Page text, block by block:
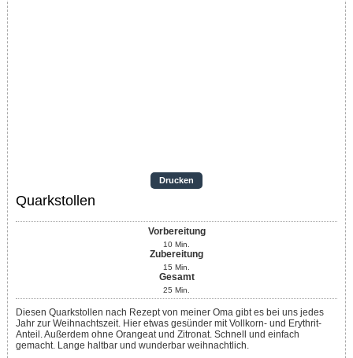
Drucken
Quarkstollen
Vorbereitung
10 Min.
Zubereitung
15 Min.
Gesamt
25 Min.
Diesen Quarkstollen nach Rezept von meiner Oma gibt es bei uns jedes
Jahr zur Weihnachtszeit. Hier etwas gesünder mit Vollkorn- und Erythrit-
Anteil. Außerdem ohne Orangeat und Zitronat. Schnell und einfach
gemacht. Lange haltbar und wunderbar weihnachtlich.